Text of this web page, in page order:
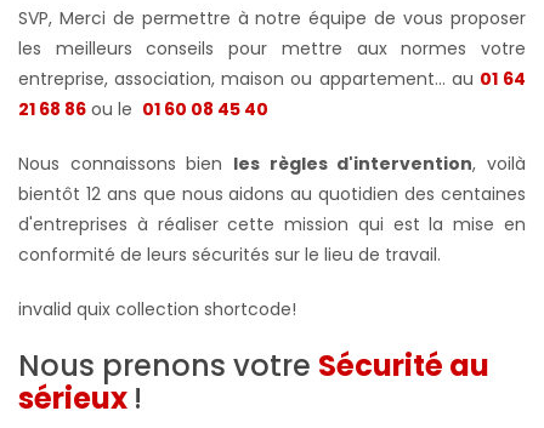
SVP, Merci de permettre à notre équipe de vous proposer
les meilleurs conseils pour mettre aux normes votre
entreprise, association, maison ou appartement... au 01 64
21 68 86 ou le 01 60 08 45 40
Nous connaissons bien les règles d'intervention, voilà
bientôt 12 ans que nous aidons au quotidien des centaines
d'entreprises à réaliser cette mission qui est la mise en
conformité de leurs sécurités sur le lieu de travail.
invalid quix collection shortcode!
Nous prenons votre Sécurité au
sérieux !